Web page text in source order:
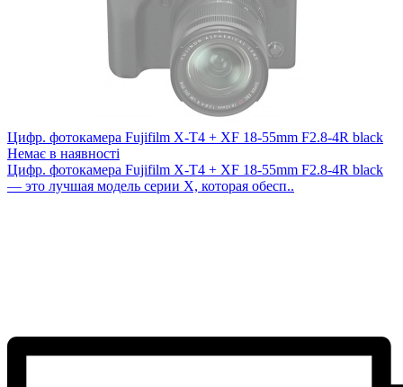
Цифр. фотокамера Fujifilm X-T4 + XF 18-55mm F2.8-4R black
Немає в наявності
Цифр. фотокамера Fujifilm X-T4 + XF 18-55mm F2.8-4R black
— это лучшая модель серии X, которая обесп..